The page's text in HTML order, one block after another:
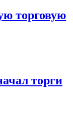
торговую
торги